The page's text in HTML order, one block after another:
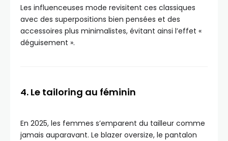
Les influenceuses mode revisitent ces classiques
avec des superpositions bien pensées et des
accessoires plus minimalistes, évitant ainsi l’effet «
déguisement ».
4. Le tailoring au féminin
En 2025, les femmes s’emparent du tailleur comme
jamais auparavant. Le blazer oversize, le pantalon